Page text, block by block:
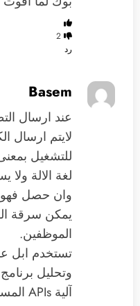
2
رد
Basem
عند ارسال
لايتم ارسال
للتشغيل
لغة الالة ولا
وان حصل فهو
يمكن سرقة
الموظفين.
تستخدم ابل
وتحليل
آلية APIs المستخدمة دون النظر الى الكود.